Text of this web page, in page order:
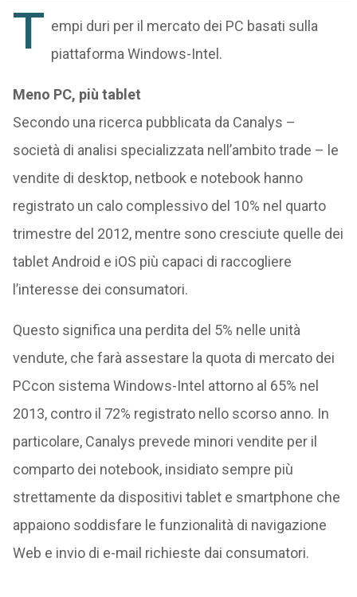
T empi duri per il mercato dei PC basati sulla
piattaforma Windows-Intel.
Meno PC, più tablet
Secondo una ricerca pubblicata da Canalys –
società di analisi specializzata nell’ambito trade – le
vendite di desktop, netbook e notebook hanno
registrato un calo complessivo del 10% nel quarto
trimestre del 2012, mentre sono cresciute quelle dei
tablet Android e iOS più capaci di raccogliere
l’interesse dei consumatori.
Questo significa una perdita del 5% nelle unità
vendute, che farà assestare la quota di mercato dei
PCcon sistema Windows-Intel attorno al 65% nel
2013, contro il 72% registrato nello scorso anno. In
particolare, Canalys prevede minori vendite per il
comparto dei notebook, insidiato sempre più
strettamente da dispositivi tablet e smartphone che
appaiono soddisfare le funzionalità di navigazione
Web e invio di e-mail richieste dai consumatori.